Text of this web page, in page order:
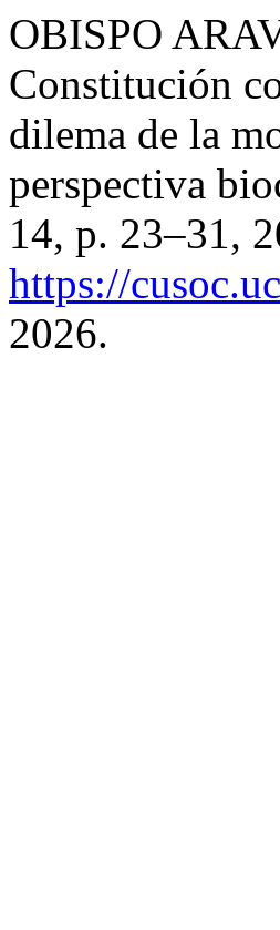
OBISPO
Constitución
dilema de la
perspectiva
14, p. 23–31,
https://
2026.